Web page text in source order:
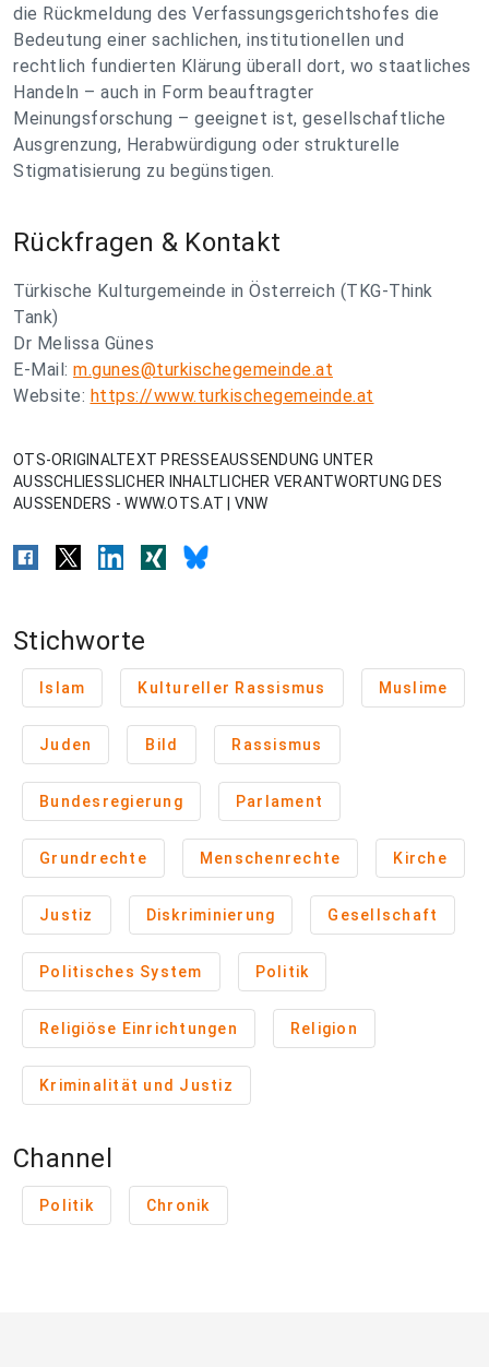
die Rückmeldung des Verfassungsgerichtshofes die
Bedeutung einer sachlichen, institutionellen und
rechtlich fundierten Klärung überall dort, wo staatliches
Handeln – auch in Form beauftragter
Meinungsforschung – geeignet ist, gesellschaftliche
Ausgrenzung, Herabwürdigung oder strukturelle
Stigmatisierung zu begünstigen.
Rückfragen & Kontakt
Türkische Kulturgemeinde in Österreich (TKG-Think
Tank)
Dr Melissa Günes
E-Mail: m.gunes@turkischegemeinde.at
Website: https://www.turkischegemeinde.at
OTS-ORIGINALTEXT PRESSEAUSSENDUNG UNTER
AUSSCHLIESSLICHER INHALTLICHER VERANTWORTUNG DES
AUSSENDERS - WWW.OTS.AT | VNW
Stichworte
Islam Kultureller Rassismus Muslime
Juden Bild Rassismus
Bundesregierung Parlament
Grundrechte Menschenrechte Kirche
Justiz Diskriminierung Gesellschaft
Politisches System Politik
Religiöse Einrichtungen Religion
Kriminalität und Justiz
Channel
Politik Chronik